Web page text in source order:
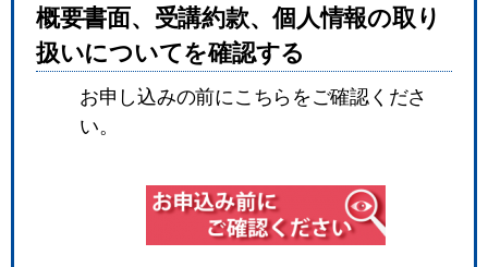
概要書面、受講約款、個人情報の取り
扱いについてを確認する
お申し込みの前にこちらをご確認くださ
い。